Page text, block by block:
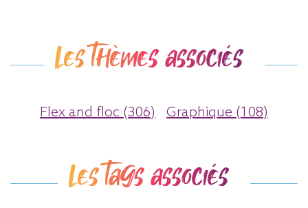
Les thèmes associés
Flex and floc (306) Graphique (108)
Les tags associés